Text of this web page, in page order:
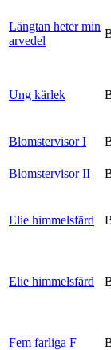
Längtan heter min
arvedel
Ung kärlek
Blomstervisor I
Blomstervisor II
Elie himmelsfärd
Elie himmelsfärd
Fem farliga F